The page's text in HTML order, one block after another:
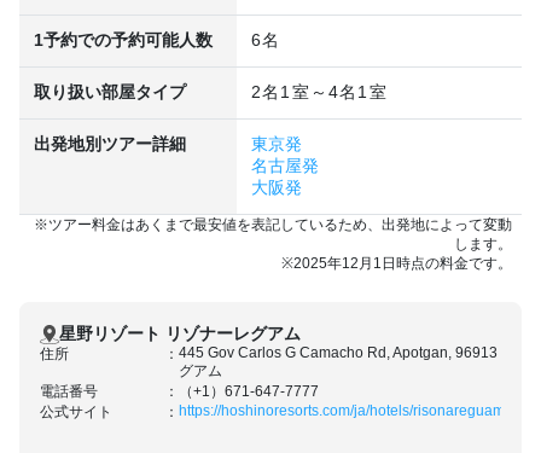
1予約での予約可能人数 6名
取り扱い部屋タイプ 2名1室～4名1室
出発地別ツアー詳細
東京発
名古屋発
大阪発
※ツアー料金はあくまで最安値を表記しているため、出発地によって変動
します。
※2025年12月1日時点の料金です。
星野リゾート リゾナーレグアム
住所
445 Gov Carlos G Camacho Rd, Apotgan, 96913
グアム
電話番号
（+1）671-647-7777
公式サイト
https://hoshinoresorts.com/ja/hotels/risonareguam/